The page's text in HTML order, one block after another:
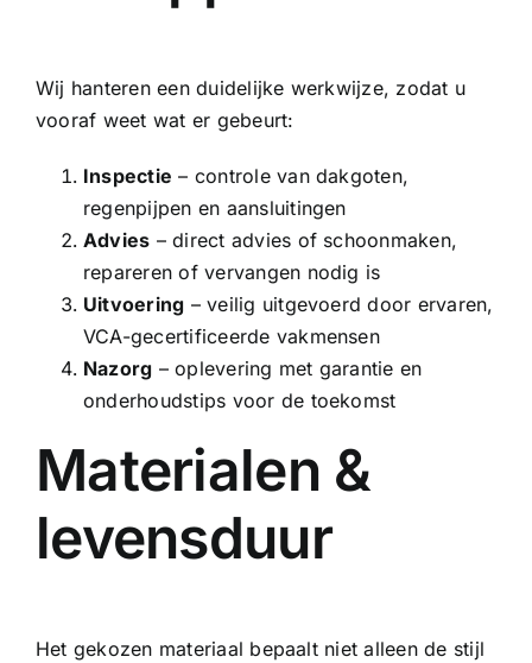
Wij hanteren een duidelijke werkwijze, zodat u
vooraf weet wat er gebeurt:
Inspectie – controle van dakgoten,
regenpijpen en aansluitingen
Advies – direct advies of schoonmaken,
repareren of vervangen nodig is
Uitvoering – veilig uitgevoerd door ervaren,
VCA-gecertificeerde vakmensen
Nazorg – oplevering met garantie en
onderhoudstips voor de toekomst
Materialen &
levensduur
Het gekozen materiaal bepaalt niet alleen de stijl